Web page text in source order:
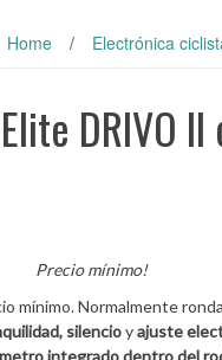
Home / Electrónica
DRIVO
Precio mínimo!
mínimo. Normalmente
silencioyajuste
integrado dentro del